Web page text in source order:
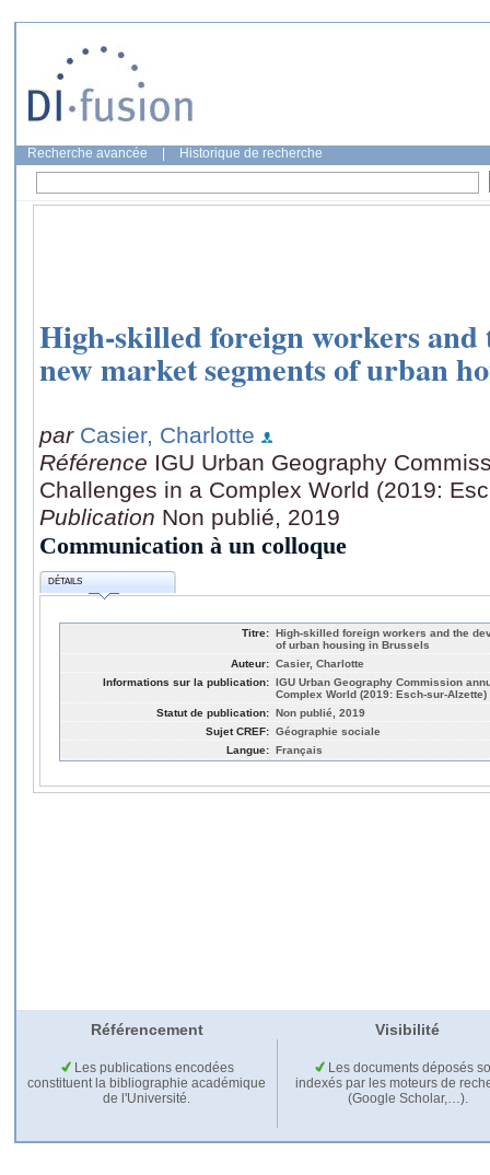
Recherche avancée Historique de recherche
High-skilled foreign workers and
new market segments of urban
par Casier, Charlotte
Référence IGU Urban Geography
Challenges in a Complex World (2019:
Publication Non publié, 2019
Communication à un colloque
DÉTAILS
Titre: High-skilled foreign workers and the
of urban housing in Brussels
Auteur: Casier, Charlotte
Informations sur la publication: IGU Urban Geography Commission
Complex World (2019: Esch-sur-Alzette)
Statut de publication: Non publié, 2019
Sujet CREF: Géographie sociale
Langue: Français
Référencement Visibilité
Les publications encodées
constituent la bibliographie académique
de l'Université.
Les documents déposés
indexés par les moteurs de
(Google Scholar,…).